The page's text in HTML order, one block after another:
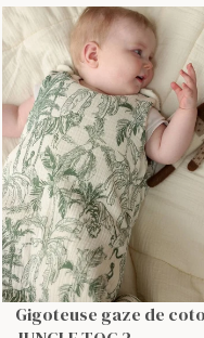
U
R
P
R
I
C
E
3
4
€
Gigoteuse gaze de